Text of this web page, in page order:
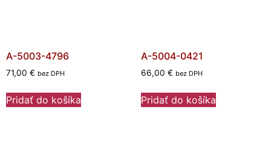
A-5003-4796
71,00 € bez DPH
Pridať do košíka
A-5004-0421
66,00 € bez DPH
Pridať do košíka